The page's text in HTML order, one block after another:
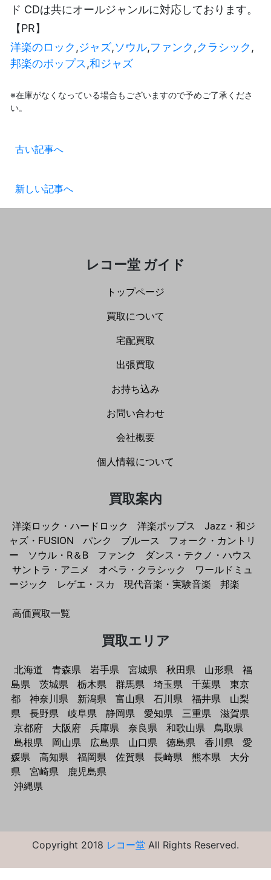
ド CDは共にオールジャンルに対応しております。
【PR】
洋楽のロック ,ジャズ,ソウル,ファンク ,クラシック ,
邦楽のポップス ,和ジャズ
※在庫がなくなっている場合もございますので予めご了承くださ
い。
古い記事へ
新しい記事へ
レコー堂 ガイド
トップページ
買取について
宅配買取
出張買取
お持ち込み
お問い合わせ
会社概要
個人情報について
買取案内
洋楽ロック・ハードロック 洋楽ポップス
Jazz・和ジ
ャズ・FUSION
パンク ブルース
フォーク・カントリ
ー
ソウル・R＆B ファンク
ダンス・テクノ・ハウス
サントラ・アニメ
オペラ・クラシック
ワールドミュ
ージック
レゲエ・スカ 現代音楽・実験音楽 邦楽
高価買取一覧
買取エリア
北海道 青森県 岩手県 宮城県 秋田県 山形県
福
島県
茨城県 栃木県 群馬県 埼玉県 千葉県
東京
都
神奈川県 新潟県 富山県 石川県 福井県
山梨
県
長野県 岐阜県 静岡県 愛知県 三重県
滋賀県
京都府
大阪府 兵庫県 奈良県 和歌山県
鳥取県
島根県
岡山県 広島県 山口県 徳島県 香川県
愛
媛県
高知県 福岡県 佐賀県 長崎県 熊本県
大分
県
宮崎県
鹿児島県
沖縄県
Copyright 2018 レコー堂 All Rights Reserved.